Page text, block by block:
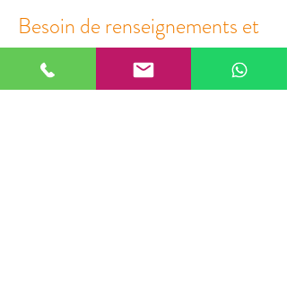
Besoin de renseignements et
d'aide ?
Nous répondons à vos questions et